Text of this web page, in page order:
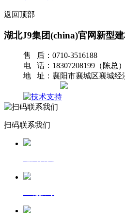
返回顶部
湖北J9集团(china)官网新型
售 后：0710-3516188
电 话：18307208199（陈总）
地 址：襄阳市襄城区襄城经
扫码联系我们